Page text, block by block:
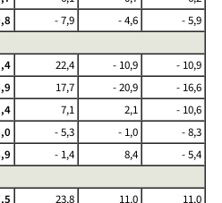
- 7,9 - 4,6
- 5,9
22,4 - 10,9
- 10,9
17,7 - 20,9
- 16,6
7,1 2,1
- 10,6
- 5,3 - 1,0
- 8,3
- 1,4 8,4
- 5,4
23,8 11,0
11,0